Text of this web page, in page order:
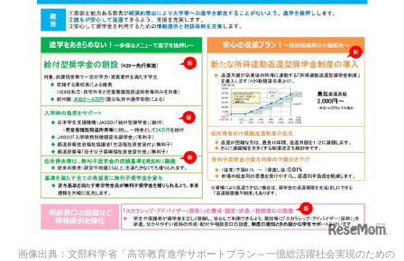
画像出典：文部科学省「高等教育進学サポートプラン～一億総活躍社会実現のための